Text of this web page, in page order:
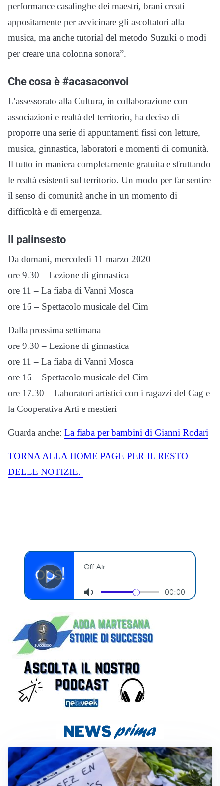
performance casalinghe dei maestri, brani creati
appositamente per avvicinare gli ascoltatori alla
musica, ma anche tutorial del metodo Suzuki o modi
per creare una colonna sonora”.
Che cosa è #acasaconvoi
L’assessorato alla Cultura, in collaborazione con
associazioni e realtà del territorio, ha deciso di
proporre una serie di appuntamenti fissi con letture,
musica, ginnastica, laboratori e momenti di comunità.
Il tutto in maniera completamente gratuita e sfruttando
le realtà esistenti sul territorio. Un modo per far sentire
il senso di comunità anche in un momento di
difficoltà e di emergenza.
Il palinsesto
Da domani, mercoledì 11 marzo 2020
ore 9.30 – Lezione di ginnastica
ore 11 – La fiaba di Vanni Mosca
ore 16 – Spettacolo musicale del Cim
Dalla prossima settimana
ore 9.30 – Lezione di ginnastica
ore 11 – La fiaba di Vanni Mosca
ore 16 – Spettacolo musicale del Cim
ore 17.30 – Laboratori artistici con i ragazzi del Cag e
la Cooperativa Arti e mestieri
Guarda anche: La fiaba per bambini di Gianni Rodari
TORNA ALLA HOME PAGE PER IL RESTO
DELLE NOTIZIE.